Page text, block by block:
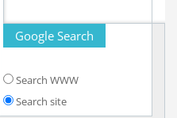
Search WWW
Search site